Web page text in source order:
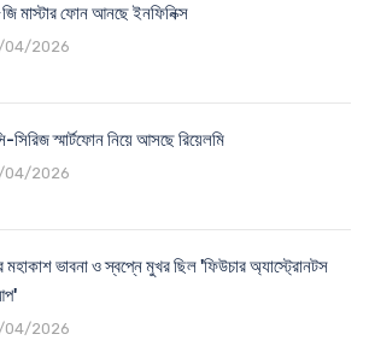
মাস্টার ফোন আনছে ইনফিনিক্স
2026
সিরিজ স্মার্টফোন নিয়ে আসছে রিয়েলমি
2026
মহাকাশ ভাবনা ও স্বপ্নে মুখর ছিল 'ফিউচার অ্যাস্ট্রোনটস
2026